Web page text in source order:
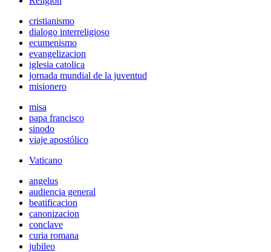
cristianismo
dialogo interreligioso
ecumenismo
evangelizacion
iglesia catolica
jornada mundial de la juventud
misionero
misa
papa francisco
sinodo
viaje apostólico
Vaticano
angelus
audiencia general
beatificacion
canonizacion
conclave
curia romana
jubileo